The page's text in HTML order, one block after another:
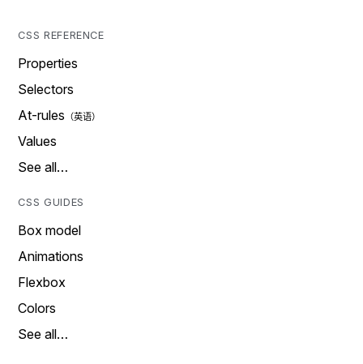
CSS REFERENCE
Properties
Selectors
At-rules
Values
See all…
CSS GUIDES
Box model
Animations
Flexbox
Colors
See all…